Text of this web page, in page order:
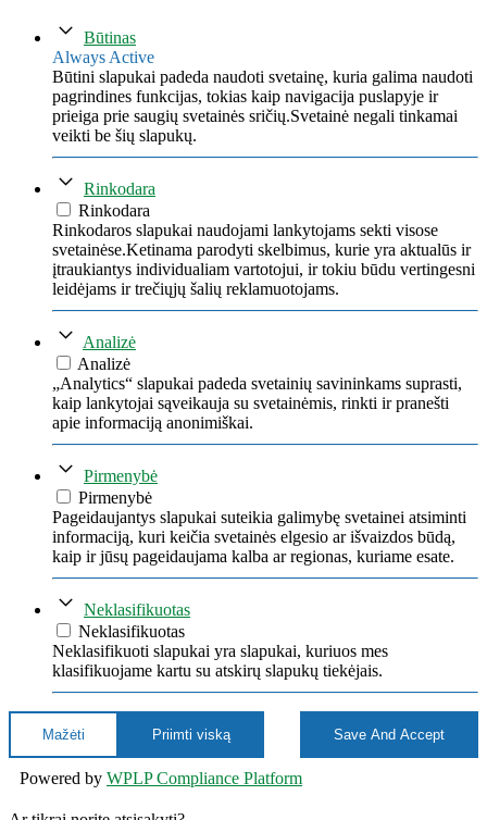
Būtinas
Always Active
Būtini slapukai padeda naudoti svetainę, kuria galima naudoti
pagrindines funkcijas, tokias kaip navigacija puslapyje ir
prieiga prie saugių svetainės sričių.Svetainė negali tinkamai
veikti be šių slapukų.
Rinkodara
Rinkodara
Rinkodaros slapukai naudojami lankytojams sekti visose
svetainėse.Ketinama parodyti skelbimus, kurie yra aktualūs ir
įtraukiantys individualiam vartotojui, ir tokiu būdu vertingesni
leidėjams ir trečiųjų šalių reklamuotojams.
Analizė
Analizė
„Analytics“ slapukai padeda svetainių savininkams suprasti,
kaip lankytojai sąveikauja su svetainėmis, rinkti ir pranešti
apie informaciją anonimiškai.
Pirmenybė
Pirmenybė
Pageidaujantys slapukai suteikia galimybę svetainei atsiminti
informaciją, kuri keičia svetainės elgesio ar išvaizdos būdą,
kaip ir jūsų pageidaujama kalba ar regionas, kuriame esate.
Neklasifikuotas
Neklasifikuotas
Neklasifikuoti slapukai yra slapukai, kuriuos mes
klasifikuojame kartu su atskirų slapukų tiekėjais.
Mažėti Priimti viską Save And Accept
Powered by WPLP Compliance Platform